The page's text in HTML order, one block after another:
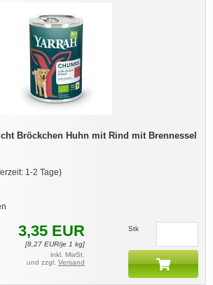
Bröckchen Huhn mit Rind mit Brennessel
1-2 Tage)
3,35 EUR
[8,27EUR/je 1 kg]
inkl. MwSt.
und zzgl. Versand
Stk